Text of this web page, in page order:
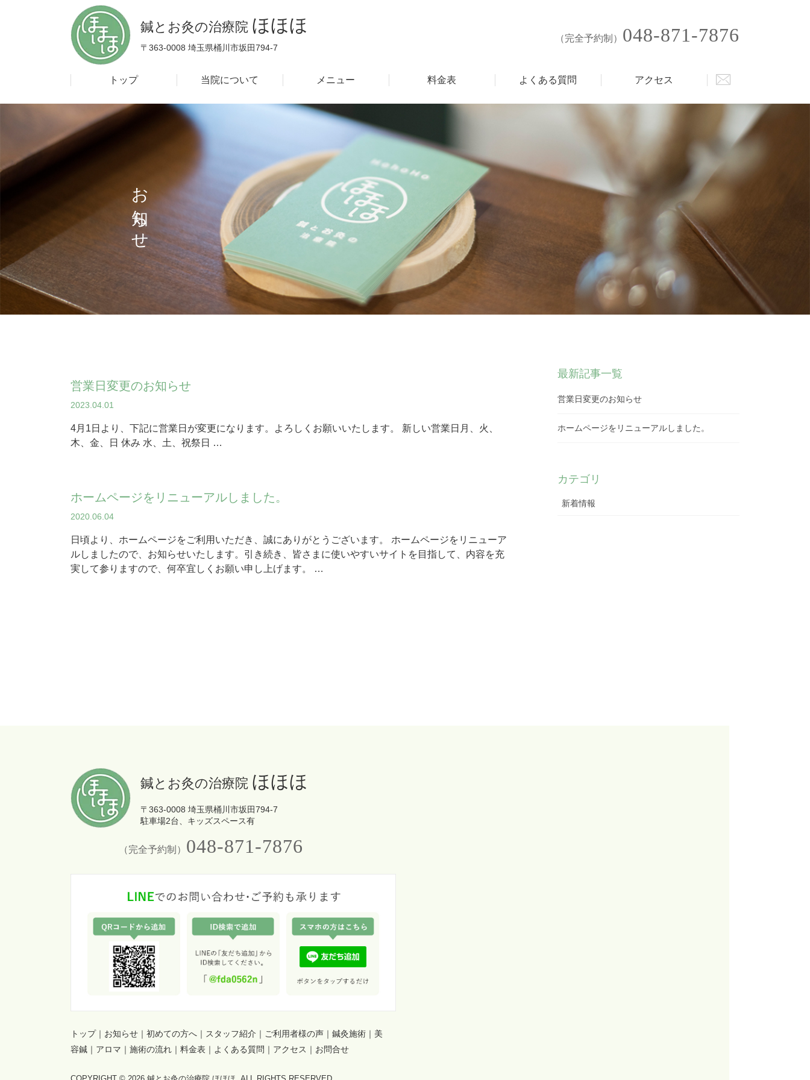
鍼とお灸の治療院 ほほほ
〒363-0008 埼玉県桶川市坂田794-7
（完全予約制） 048-871-7876
トップ 当院について メニュー 料金表 よくある質問 アクセス
お
せ
営業日変更のお知らせ
2023.04.01
4月1日より、下記に営業日が変更になります。よろしくお願いいたします。 新しい営業日月、火、
木、金、日 休み 水、土、祝祭日 …
ホームページをリニューアルしました。
2020.06.04
日頃より、ホームページをご利用いただき、誠にありがとうございます。 ホームページをリニューア
ルしましたので、お知らせいたします。引き続き、皆さまに使いやすいサイトを目指して、内容を充
実して参りますので、何卒宜しくお願い申し上げます。 …
最新記事一覧
営業日変更のお知らせ
ホームページをリニューアルしました。
カテゴリ
新着情報
鍼とお灸の治療院 ほほほ
〒363-0008 埼玉県桶川市坂田794-7
駐車場2台、キッズスペース有
（完全予約制） 048-871-7876
トップ｜ お知らせ ｜ 初めての方へ ｜ スタッフ紹介 ｜ ご利用者様の声 ｜ 鍼灸施術 ｜ 美
容鍼 ｜ アロマ ｜ 施術の流れ ｜ 料金表 ｜ よくある質問 ｜ アクセス ｜ お問合せ